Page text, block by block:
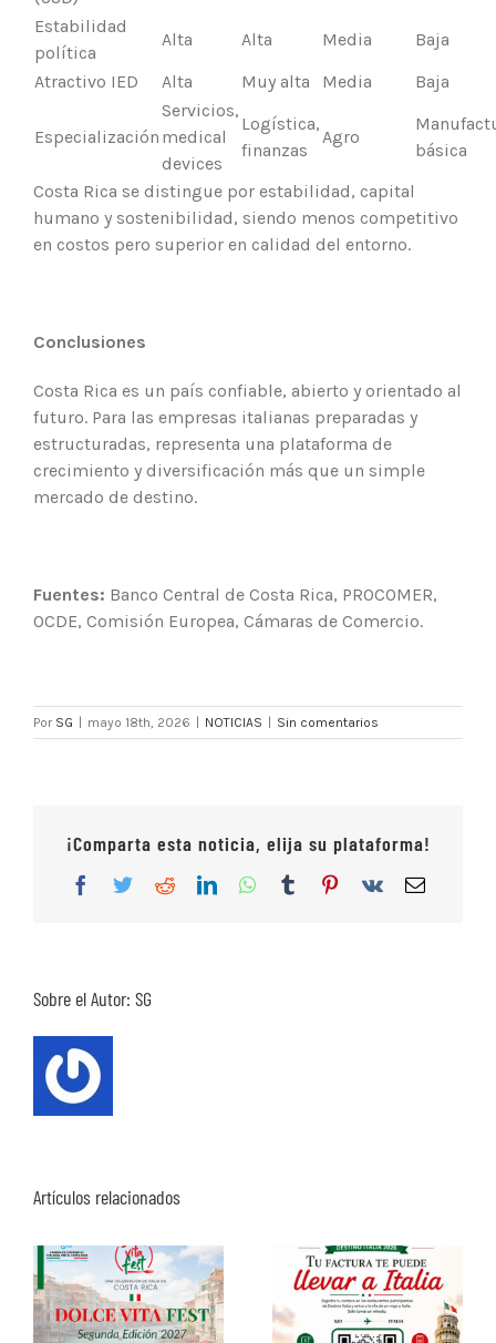
Estabilidad
política
Alta Alta Media
Baja
Atractivo IED
Alta Muy alta Media Baja
Especialización
Servicios,
medical
devices
Logística,
finanzas
Agro
básica
Costa Rica se distingue por estabilidad, capital
humano y sostenibilidad, siendo menos competitivo
en costos pero superior en calidad del entorno.
Conclusiones
Costa Rica es un país confiable, abierto y orientado al
futuro. Para las empresas italianas preparadas y
estructuradas, representa una plataforma de
crecimiento y diversificación más que un simple
mercado de destino.
Fuentes: Banco Central de Costa Rica, PROCOMER,
OCDE, Comisión Europea, Cámaras de Comercio.
Por SG | mayo 18th, 2026 | NOTICIAS | Sin comentarios
¡Comparta esta noticia, elija su plataforma!
Facebook
TwitterRedditLinkedInWhatsApp
TumblrPinterest
Vk
Correo
Sobre el Autor: SG
Artículos relacionados